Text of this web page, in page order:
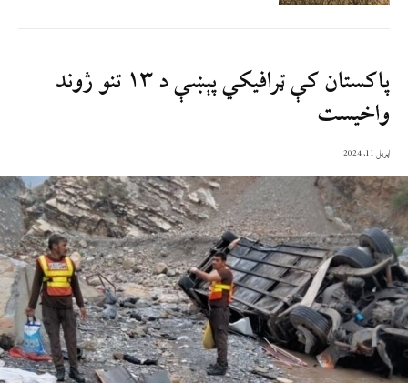
پاکستان کې ټرافیکي پېښې د ۱۳ تنو ژوند
واخیست
اپریل 11, 2024